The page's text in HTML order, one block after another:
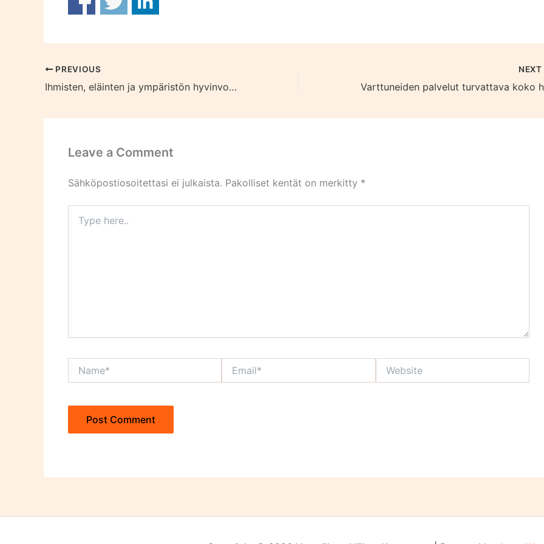
PREVIOUS
Ihmisten, eläinten ja ympäristön hyvinvointi on yhteinen
NEXT
Leave a Comment
Sähköpostiosoitettasi ei julkaista. Pakolliset kentät on merkitty *
here..